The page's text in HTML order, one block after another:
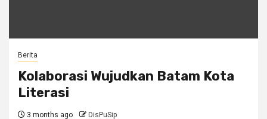
Berita
Kolaborasi Wujudkan Batam Kota
Literasi
3 months ago DisPuSip